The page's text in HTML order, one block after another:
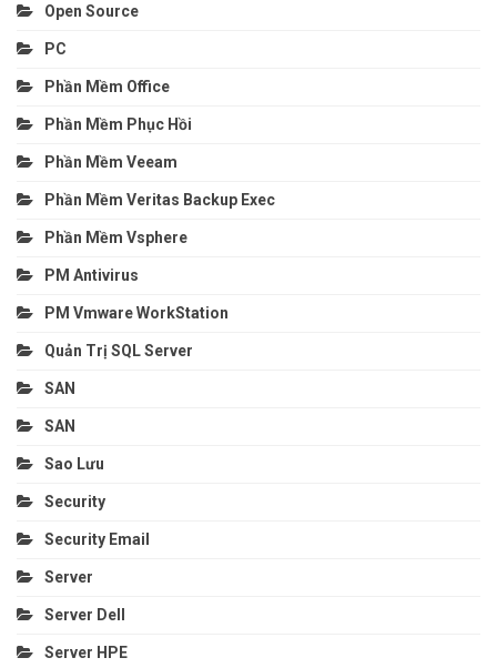
Open Source
PC
Phần Mềm Office
Phần Mềm Phục Hồi
Phần Mềm Veeam
Phần Mềm Veritas Backup Exec
Phần Mềm Vsphere
PM Antivirus
PM Vmware WorkStation
Quản Trị SQL Server
SAN
SAN
Sao Lưu
Security
Security Email
Server
Server Dell
Server HPE